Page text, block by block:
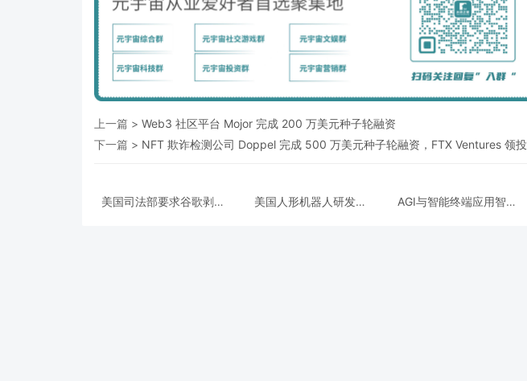
上一篇 > Web3 社区平台 Mojor 完成 200 万美元种子轮融资
下一篇 > NFT 欺诈检测公司 Doppel 完成 500 万美元种子轮融资，FTX Ventures 领投
美国司法部要求谷歌剥离
美国人形机器人研发商
AGI与智能终端应用智平